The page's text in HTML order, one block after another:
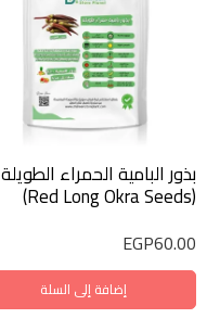
بذور البامية الحمراء الطويلة
(Red Long Okra Seeds)
EGP60.00
إضافة إلى السلة